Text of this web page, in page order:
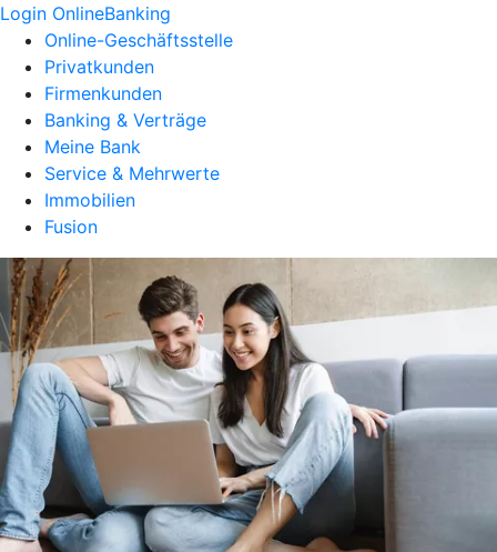
Login OnlineBanking
Online-Geschäftsstelle
Privatkunden
Firmenkunden
Banking & Verträge
Meine Bank
Service & Mehrwerte
Immobilien
Fusion